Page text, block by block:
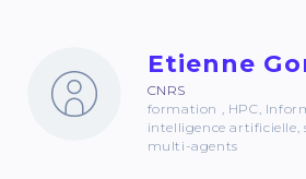
Etienne
CNRS
formation , HPC,
intelligence artificielle,
multi-agents